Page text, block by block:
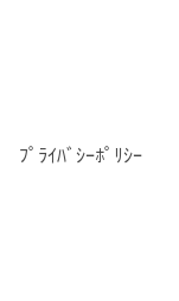
ﾌﾟﾗｲﾊﾞｼｰﾎﾟﾘｼｰ